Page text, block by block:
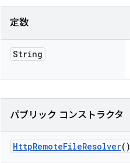
定数
String
パブリック コンストラクタ
HttpRemoteFileResolver()